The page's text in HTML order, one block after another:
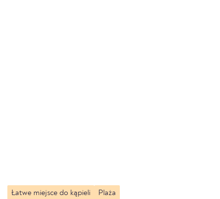
Łatwe miejsce do kąpieli Plaża